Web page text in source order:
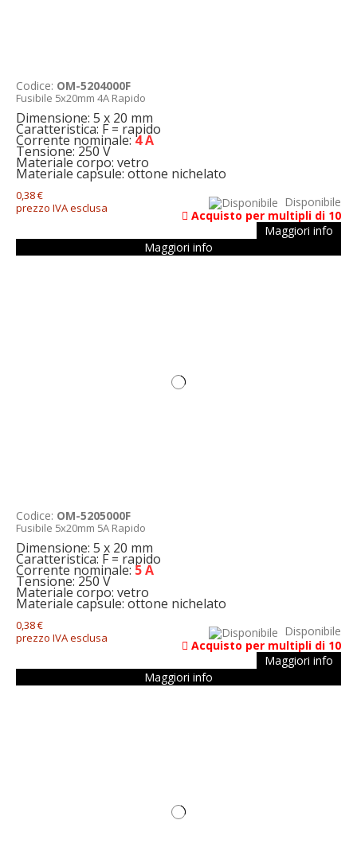
Codice: OM-5204000F
Fusibile 5x20mm 4A Rapido
Dimensione: 5 x 20 mm
Caratteristica: F = rapido
Corrente nominale: 4 A
Tensione: 250 V
Materiale corpo: vetro
Materiale capsule: ottone nichelato
0,38 €
prezzo IVA esclusa
Disponibile
Acquisto per multipli di 10
Maggiori info
Maggiori info
Codice: OM-5205000F
Fusibile 5x20mm 5A Rapido
Dimensione: 5 x 20 mm
Caratteristica: F = rapido
Corrente nominale: 5 A
Tensione: 250 V
Materiale corpo: vetro
Materiale capsule: ottone nichelato
0,38 €
prezzo IVA esclusa
Disponibile
Acquisto per multipli di 10
Maggiori info
Maggiori info